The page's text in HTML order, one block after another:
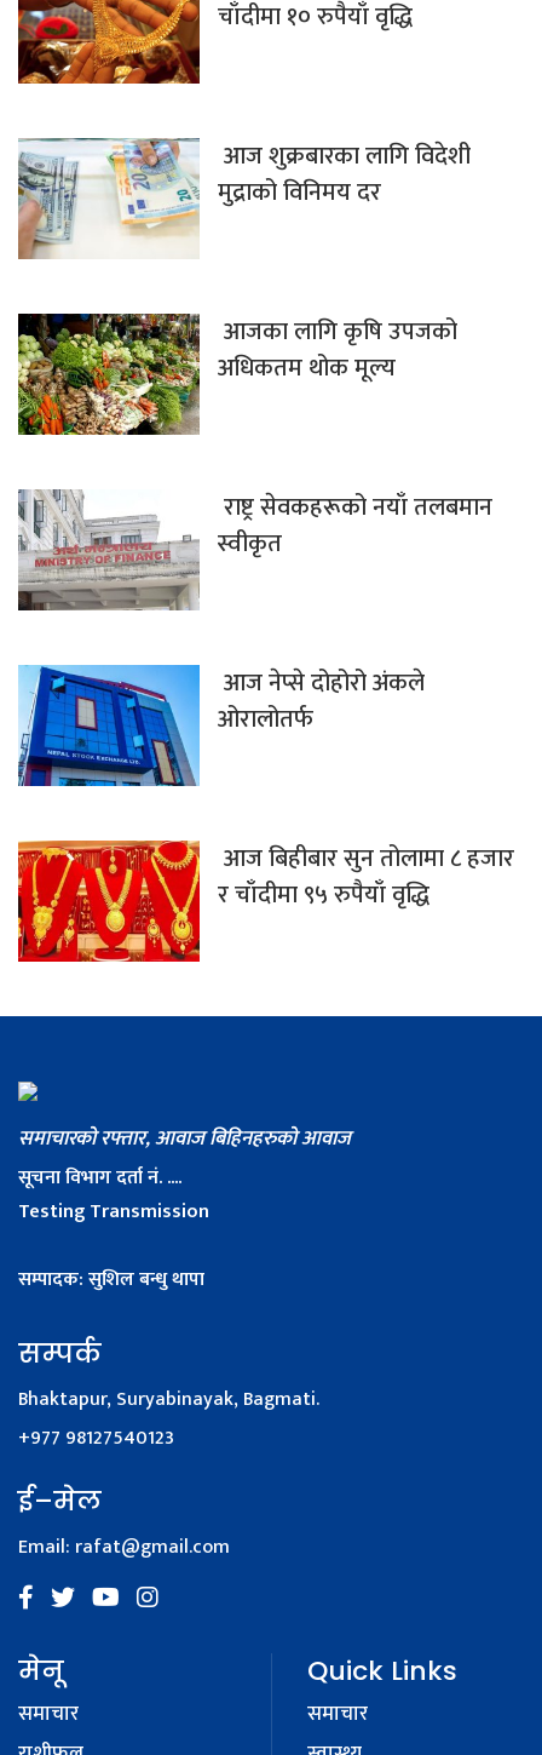
चाँदीमा १० रुपैयाँ वृद्धि
आज शुक्रबारका लागि विदेशी
मुद्राको विनिमय दर
आजका लागि कृषि उपजको
अधिकतम थोक मूल्य
राष्ट्र सेवकहरूको नयाँ तलबमान
स्वीकृत
आज नेप्से दोहोरो अंकले
ओरालोतर्फ
आज बिहीबार सुन तोलामा ८ हजार
र चाँदीमा ९५ रुपैयाँ वृद्धि
समाचारको रफ्तार, आवाज बिहिनहरुको आवाज
सूचना विभाग दर्ता नं. ....
Testing Transmission
सम्पादक: सुशिल बन्धु थापा
सम्पर्क
Bhaktapur, Suryabinayak, Bagmati.
+977 98127540123
ई–मेल
Email: rafat@gmail.com
मेनू
समाचार
Quick Links
समाचार